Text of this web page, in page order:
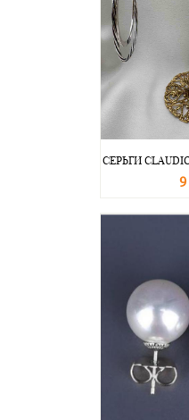
СЕРЬГИ
9